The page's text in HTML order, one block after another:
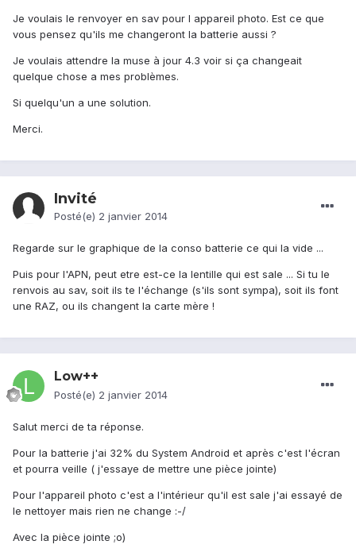
Je voulais le renvoyer en sav pour l appareil photo. Est ce que
vous pensez qu'ils me changeront la batterie aussi ?
Je voulais attendre la muse à jour 4.3 voir si ça changeait
quelque chose a mes problèmes.
Si quelqu'un a une solution.
Merci.
Invité
Posté(e) 2 janvier 2014
Regarde sur le graphique de la conso batterie ce qui la vide ...
Puis pour l'APN, peut etre est-ce la lentille qui est sale ... Si tu le
renvois au sav, soit ils te l'échange (s'ils sont sympa), soit ils font
une RAZ, ou ils changent la carte mère !
Low++
Posté(e) 2 janvier 2014
Salut merci de ta réponse.
Pour la batterie j'ai 32% du System Android et après c'est l'écran
et pourra veille ( j'essaye de mettre une pièce jointe)
Pour l'appareil photo c'est a l'intérieur qu'il est sale j'ai essayé de
le nettoyer mais rien ne change :-/
Avec la pièce jointe ;o)